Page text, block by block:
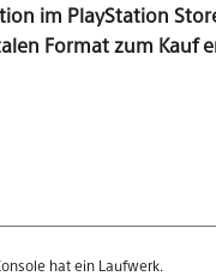
im PlayStation
Format zum Kauf
hat ein Laufwerk.